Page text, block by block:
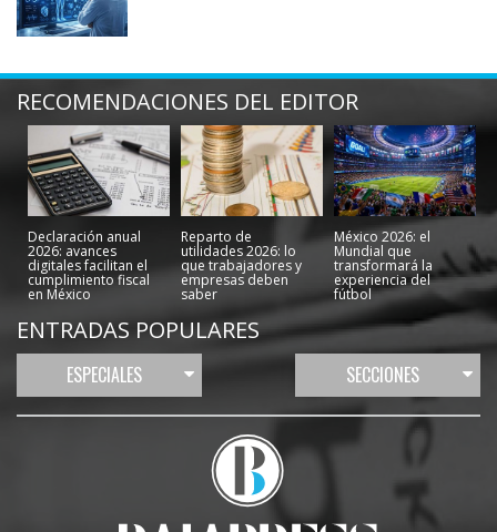
RECOMENDACIONES DEL EDITOR
Declaración anual
2026: avances
digitales facilitan el
cumplimiento fiscal
en México
Reparto de
utilidades 2026: lo
que trabajadores y
empresas deben
saber
México 2026: el
Mundial que
transformará la
experiencia del
fútbol
ENTRADAS POPULARES
ESPECIALES SECCIONES